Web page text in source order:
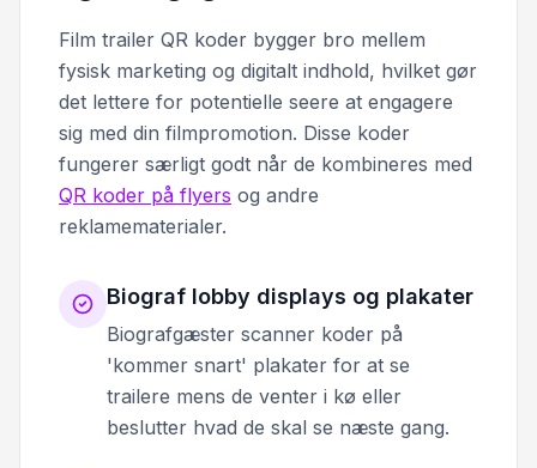
Film trailer QR koder bygger bro mellem
fysisk marketing og digitalt indhold, hvilket gør
det lettere for potentielle seere at engagere
sig med din filmpromotion. Disse koder
fungerer særligt godt når de kombineres med
QR koder på flyers og andre
reklamematerialer.
Biograf lobby displays og plakater
Biografgæster scanner koder på
'kommer snart' plakater for at se
trailere mens de venter i kø eller
beslutter hvad de skal se næste gang.